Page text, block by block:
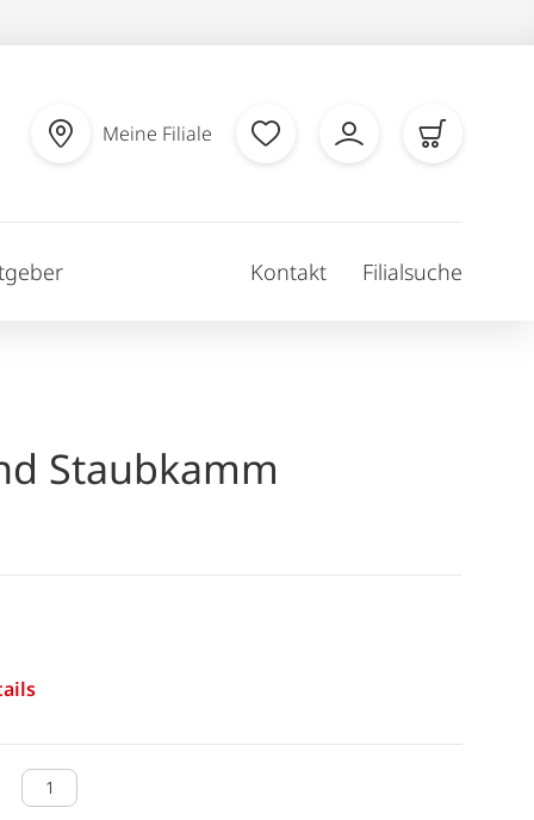
Meine Filiale
Kontakt Filialsuche
Staubkamm